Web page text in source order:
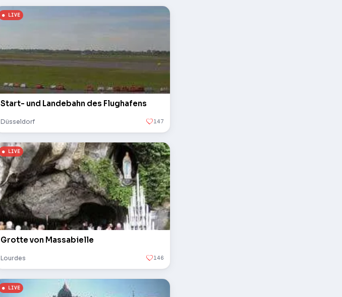
Start- und Landebahn des Flughafens
Düsseldorf 147
Grotte von Massabielle
Lourdes 146